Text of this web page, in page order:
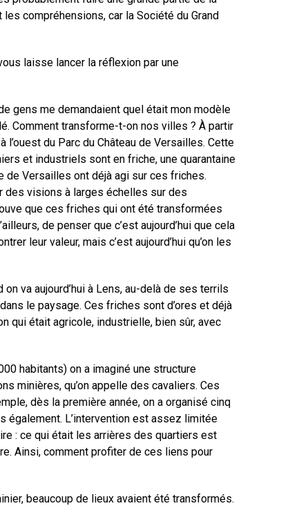
compréhensions, car la Société du Grand
laisse lancer la réflexion par une
gens me demandaient quel était mon modèle
Comment transforme-t-on nos villes ? À partir
du Parc du Château de Versailles. Cette
et industriels sont en friche, une quarantaine
de Versailles ont déjà agi sur ces friches.
des visions à larges échelles sur des
que ces friches qui ont été transformées
de penser que c’est aujourd’hui que cela
leur valeur, mais c’est aujourd’hui qu’on les
va aujourd’hui à Lens, au-delà de ses terrils
le paysage. Ces friches sont d’ores et déjà
qui était agricole, industrielle, bien sûr, avec
habitants) on a imaginé une structure
minières, qu’on appelle des cavaliers. Ces
dès la première année, on a organisé cinq
également. L’intervention est assez limitée
: ce qui était les arrières des quartiers est
Ainsi, comment profiter de ces liens pour
beaucoup de lieux avaient été transformés.